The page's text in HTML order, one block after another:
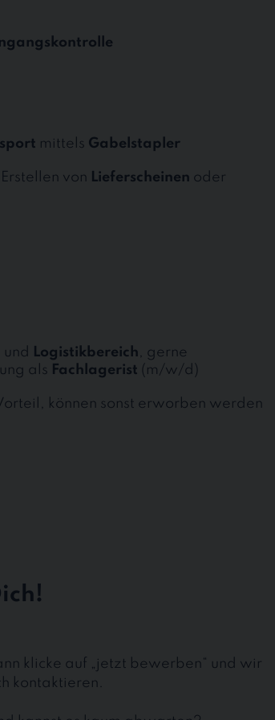
mittels Gabelstapler
von Lieferscheinen oder
und Logistikbereich, gerne
als Fachlagerist (m/w/d)
können sonst erworben werden
klicke auf „jetzt bewerben“ und wir
kontaktieren.